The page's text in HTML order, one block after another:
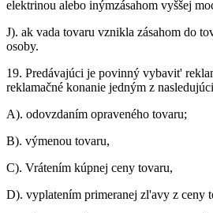
elektrinou alebo inýmzásahom vyššej
J). ak vada tovaru vznikla zásahom do
osoby.
19. Predávajúci je povinný vybavit'
reklamačné konanie jedným z
A). odovzdaním opraveného tovaru;
B). výmenou tovaru,
C). Vrátením kúpnej ceny tovaru,
D). vyplatením primeranej zl'avy z ceny